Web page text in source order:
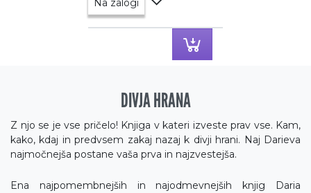
DIVJA HRANA
Z njo se je vse pričelo! Knjiga v kateri izveste prav vse. Kam,
kako, kdaj in predvsem zakaj nazaj k divji hrani. Naj Darieva
najmočnejša postane vaša prva in najzvestejša.
Ena najpomembnejših in najodmevnejših knjig Daria
Na zalogi